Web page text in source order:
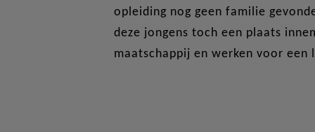
opleiding nog geen familie
deze jongens toch een plaats
maatschappij en werken voor een